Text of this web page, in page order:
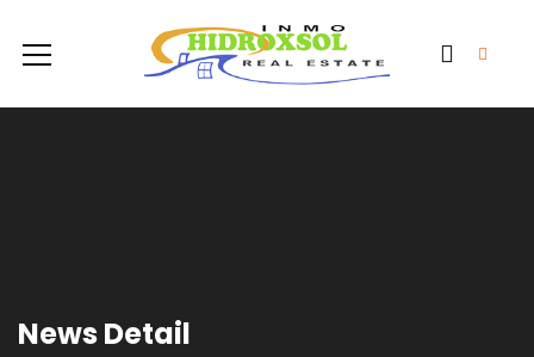
News Detail